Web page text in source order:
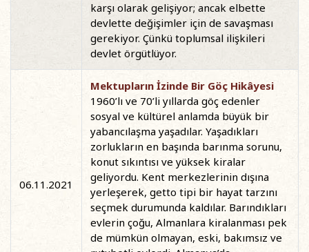
karşı olarak gelişiyor; ancak elbette
devlette değişimler için de savaşması
gerekiyor. Çünkü toplumsal ilişkileri
devlet örgütlüyor.
06.11.2021
Mektupların İzinde Bir Göç Hikâyesi
1960’lı ve 70’li yıllarda göç edenler
sosyal ve kültürel anlamda büyük bir
yabancılaşma yaşadılar. Yaşadıkları
zorlukların en başında barınma sorunu,
konut sıkıntısı ve yüksek kiralar
geliyordu. Kent merkezlerinin dışına
yerleşerek, getto tipi bir hayat tarzını
seçmek durumunda kaldılar. Barındıkları
evlerin çoğu, Almanlara kiralanması pek
de mümkün olmayan, eski, bakımsız ve